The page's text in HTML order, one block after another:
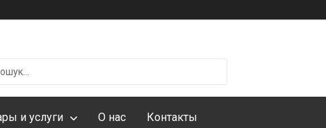
и услуги О нас Контакты